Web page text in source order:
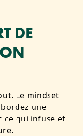
DE
Le mindset
une
ce qui infuse et